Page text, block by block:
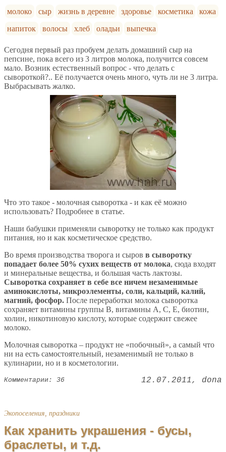
молоко сыр жизнь в деревне здоровье косметика
кожа
напиток
волосы хлеб оладьи выпечка
Сегодня первый раз пробуем делать домашний сыр на
пепсине, пока всего из 3 литров молока, получится совсем
мало. Возник естественный вопрос - что делать с
сывороткой?.. Её получается очень много, чуть ли не 3 литра.
Выбрасывать жалко.
Что это такое - молочная сыворотка - и как её можно
использовать? Подробнее в статье.
Наши бабушки применяли сыворотку не только как продукт
питания, но и как косметическое средство.
Во время производства творога и сыров в сыворотку
попадает более 50% сухих веществ от молока, сюда входят
и минеральные вещества, и большая часть лактозы.
Сыворотка сохраняет в себе все ничем незаменимые
аминокислоты, микроэлементы, соли, кальций, калий,
магний, фосфор. После переработки молока сыворотка
сохраняет витамины группы В, витамины А, С, Е, биотин,
холин, никотиновую кислоту, которые содержит свежее
молоко.
Молочная сыворотка – продукт не «побочный», а самый что
ни на есть самостоятельный, незаменимый не только в
кулинарии, но и в косметологии.
Комментарии: 36 12.07.2011 dona
Экопоселения, праздники
Как хранить украшения - бусы,
браслеты, и т.д.